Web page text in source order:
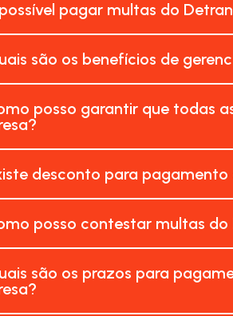
pagar multas do
são os benefícios de
posso garantir que todas
desconto para pagamento
posso contestar multas do
são os prazos para